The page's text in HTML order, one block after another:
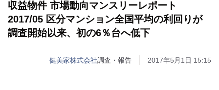
収益物件 市場動向マンスリーレポート
2017/05 区分マンション全国平均の利回りが
調査開始以来、初の6％台へ低下
健美家株式会社調査・報告 2017年5月1日 15:15